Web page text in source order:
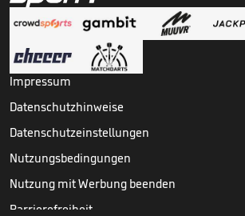
Impressum
Datenschutzhinweise
Datenschutzeinstellungen
Nutzungsbedingungen
Nutzung mit Werbung beenden
Barrierefreiheit